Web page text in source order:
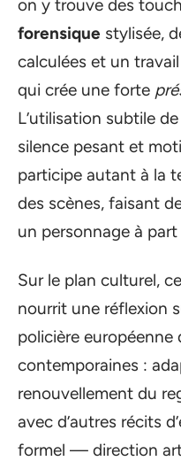
on y trouve des
forensique stylisée,
calculées et un
qui crée une forte
L’utilisation subtile de
silence pesant et
participe autant à la
des scènes, faisant
un personnage à part
Sur le plan culturel,
nourrit une réflexion
policière européenne
contemporaines :
renouvellement du
avec d’autres récits
formel — direction